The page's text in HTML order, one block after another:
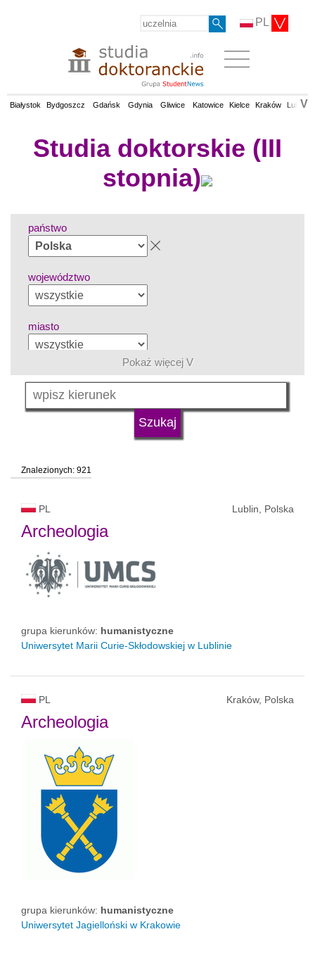
PL
Białystok Bydgoszcz Gdańsk Gdynia Gliwice Katowice Kielce Kraków Lublin
V
Studia doktorskie (III
stopnia)
państwo
województwo
miasto
grupa kierunków
typ uczelni
status uczelni
Pokaż więcej V
Znalezionych: 921
PL Lublin, Polska
Archeologia
grupa kierunków: humanistyczne
Uniwersytet Marii Curie-Skłodowskiej w Lublinie
PL Kraków, Polska
Archeologia
grupa kierunków: humanistyczne
Uniwersytet Jagielloński w Krakowie